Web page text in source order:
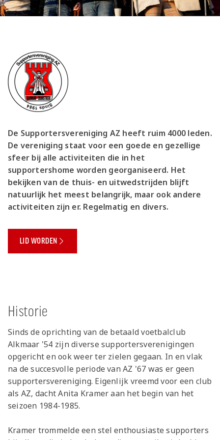
Jong AZ
Seizoenkaart
De Supportersvereniging AZ heeft ruim 4000 leden.
De vereniging staat voor een goede en gezellige
sfeer bij alle activiteiten die in het
supportershome worden georganiseerd. Het
bekijken van de thuis- en uitwedstrijden blijft
natuurlijk het meest belangrijk, maar ook andere
activiteiten zijn er. Regelmatig en divers.
LID WORDEN
Historie
Sinds de oprichting van de betaald voetbalclub
Alkmaar '54 zijn diverse supportersverenigingen
opgericht en ook weer ter zielen gegaan. In en vlak
na de succesvolle periode van AZ '67 was er geen
supportersvereniging. Eigenlijk vreemd voor een club
als AZ, dacht Anita Kramer aan het begin van het
seizoen 1984-1985.
Kramer trommelde een stel enthousiaste supporters